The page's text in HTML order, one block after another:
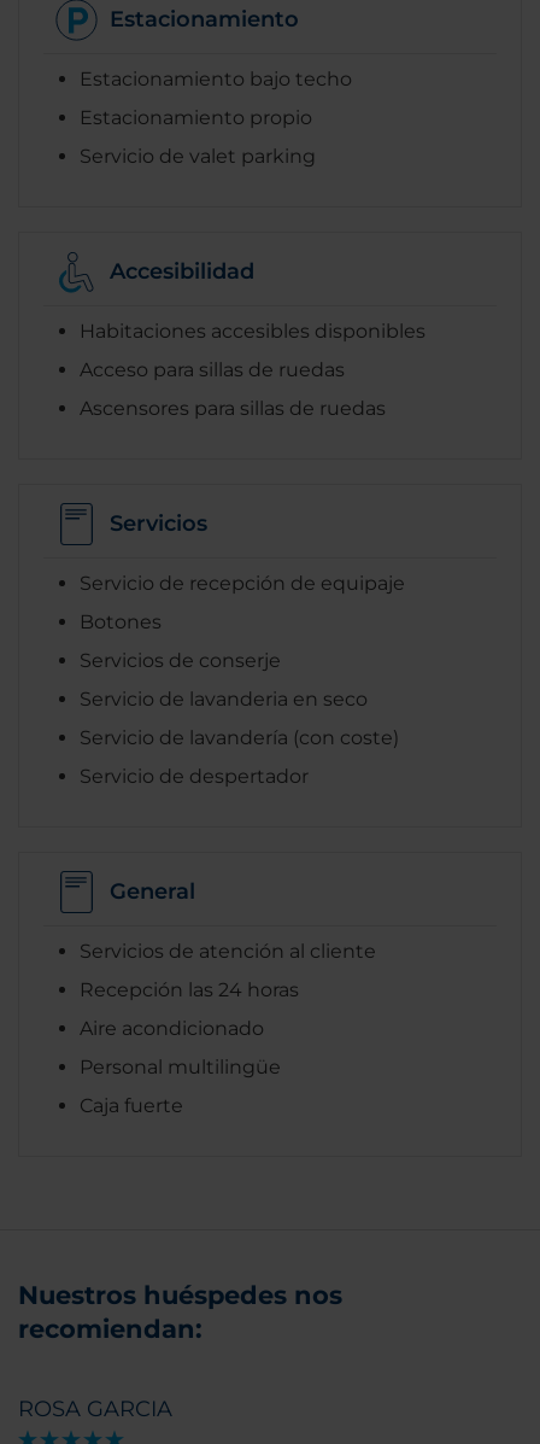
Estacionamiento
Estacionamiento bajo techo
Estacionamiento propio
Servicio de valet parking
Accesibilidad
Habitaciones accesibles disponibles
Acceso para sillas de ruedas
Ascensores para sillas de ruedas
Servicios
Servicio de recepción de equipaje
Botones
Servicios de conserje
Servicio de lavanderia en seco
Servicio de lavandería (con coste)
Servicio de despertador
General
Servicios de atención al cliente
Recepción las 24 horas
Aire acondicionado
Personal multilingüe
Caja fuerte
Nuestros huéspedes nos
recomiendan:
ROSA GARCIA